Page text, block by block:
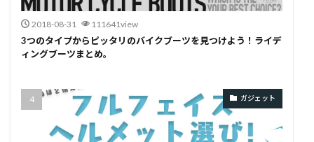
2018-08-31 111641view
3つのタイプからピッタリのバイクブーツを見つけよう！ライデ
ィングブーツまとめ。
ガジェット